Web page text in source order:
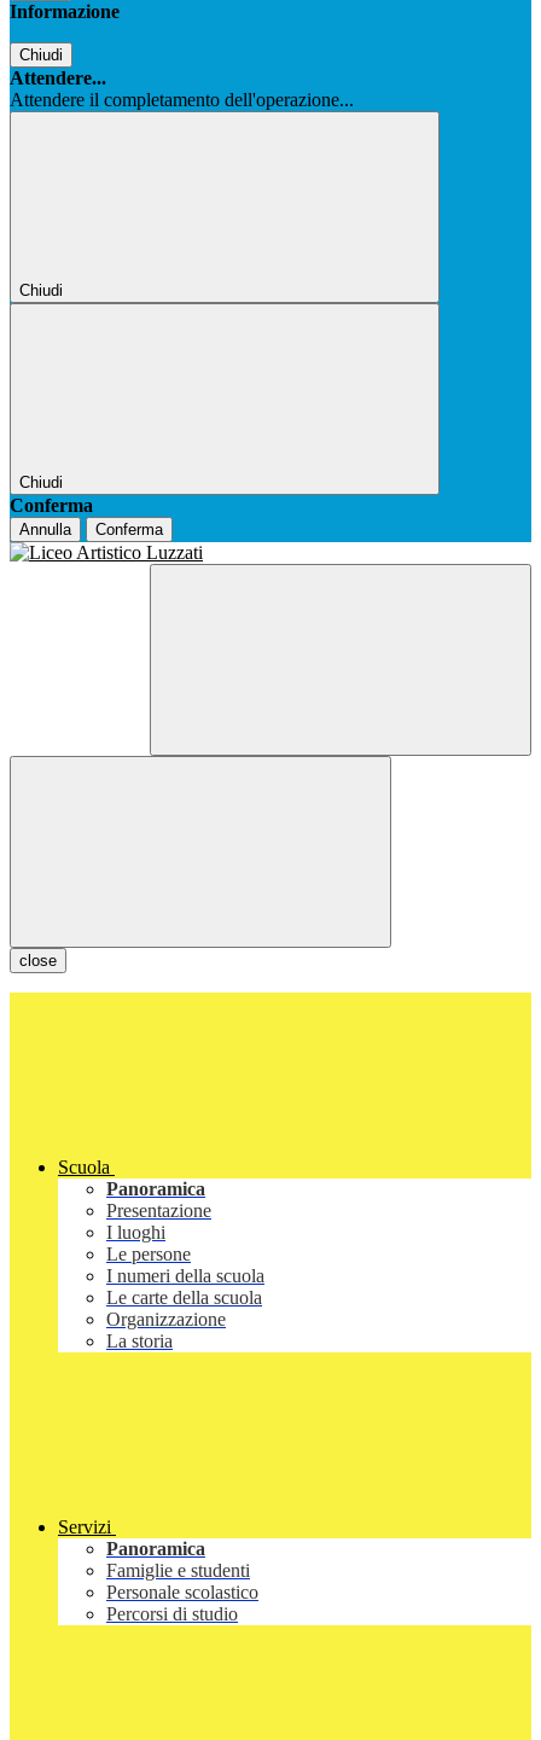
Informazione
Chiudi
Attendere...
Attendere il completamento dell'operazione...
Chiudi
Chiudi
Conferma
Annulla Conferma
close
Scuola
Panoramica
Presentazione
I luoghi
Le persone
I numeri della scuola
Le carte della scuola
Organizzazione
La storia
Servizi
Panoramica
Famiglie e studenti
Personale scolastico
Percorsi di studio